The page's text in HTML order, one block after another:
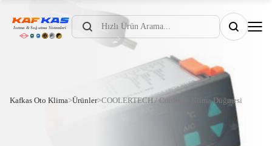
Products
search
Kafkas Oto Klima>Ürünler>COOLERTECH / Coolman Klima Düğmesi